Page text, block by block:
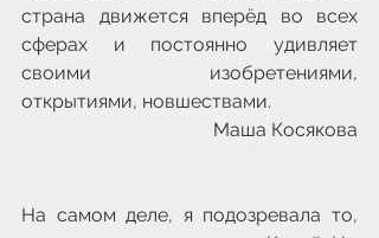
страна движется вперёд во всех
сферах и постоянно удивляет
своими изобретениями,
открытиями, новшествами.
Маша Косякова
На самом деле, я подозревала то,